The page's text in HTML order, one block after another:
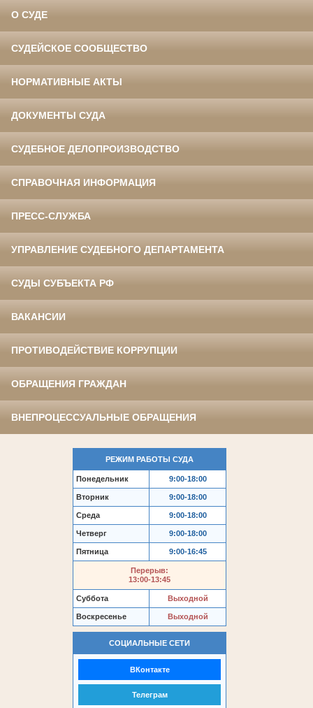
О СУДЕ
СУДЕЙСКОЕ СООБЩЕСТВО
НОРМАТИВНЫЕ АКТЫ
ДОКУМЕНТЫ СУДА
СУДЕБНОЕ ДЕЛОПРОИЗВОДСТВО
СПРАВОЧНАЯ ИНФОРМАЦИЯ
ПРЕСС-СЛУЖБА
УПРАВЛЕНИЕ СУДЕБНОГО ДЕПАРТАМЕНТА
СУДЫ СУБЪЕКТА РФ
ВАКАНСИИ
ПРОТИВОДЕЙСТВИЕ КОРРУПЦИИ
ОБРАЩЕНИЯ ГРАЖДАН
ВНЕПРОЦЕССУАЛЬНЫЕ ОБРАЩЕНИЯ
РЕЖИМ РАБОТЫ СУДА
Понедельник 9:00-18:00
Вторник 9:00-18:00
Среда 9:00-18:00
Четверг 9:00-18:00
Пятница 9:00-16:45
Перерыв:
13:00-13:45
Суббота Выходной
Воскресенье Выходной
СОЦИАЛЬНЫЕ СЕТИ
ВКонтакте
Телеграм